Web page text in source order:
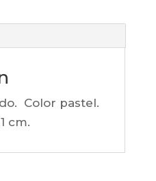
Color pastel.
cm.